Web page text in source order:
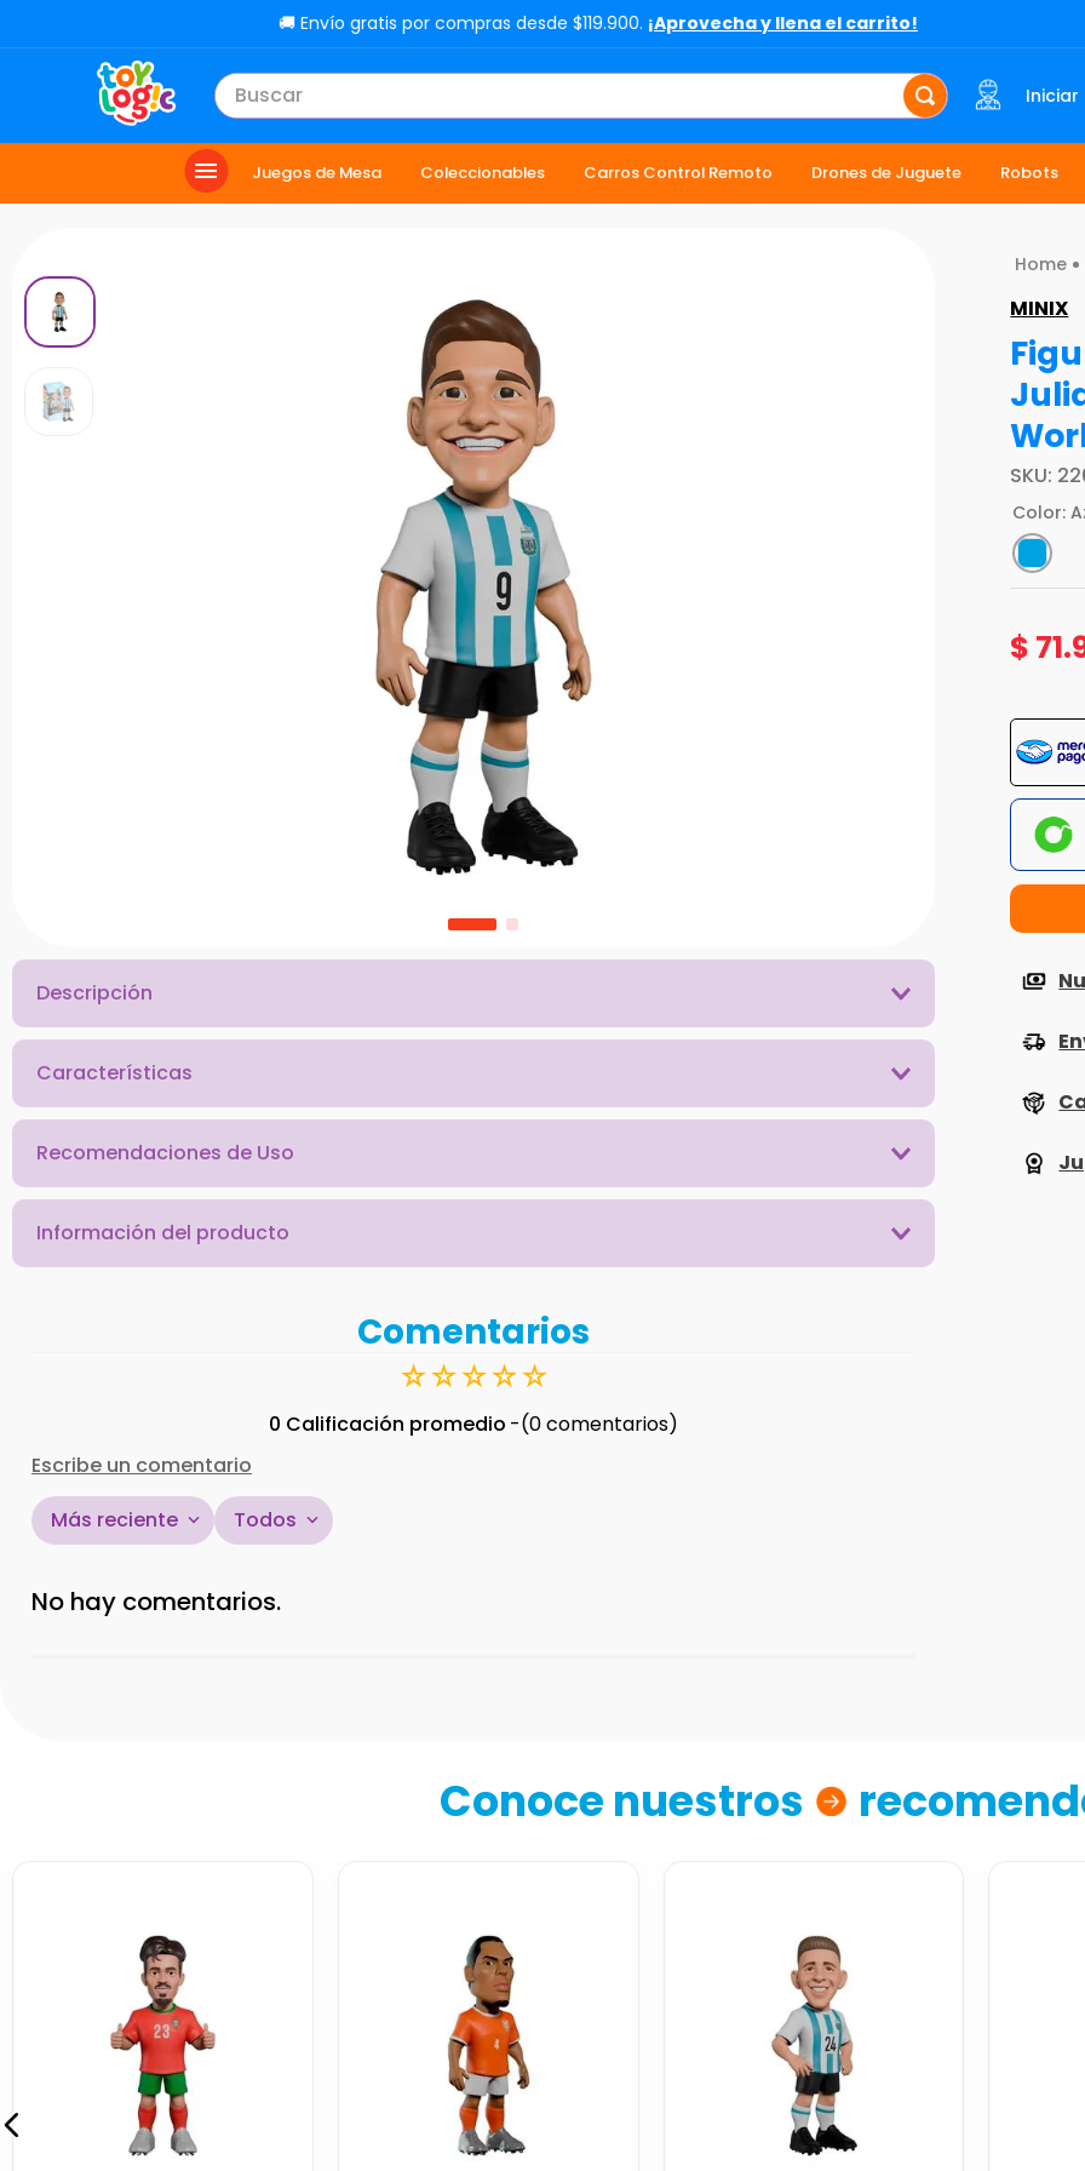
🚚 Envío gratis por compras desde $119.900. ¡Aprovecha y llena el carrito!
Buscar Iniciar
Juegos de Mesa Coleccionables Carros Control Remoto Drones de Juguete Robots
Descripción
Características
Recomendaciones de Uso
Información del producto
Comentarios
☆☆☆☆☆
0 Calificación promedio
(0 comentarios)
Escribe un comentario
Título
Escribe un comentario
Enviar comentario
Más reciente Todos
No hay comentarios.
MINIX
SKU:
Color:
$ 71.
Conoce nuestros
TÉRMINOS MÁS BUSCADOS
lol